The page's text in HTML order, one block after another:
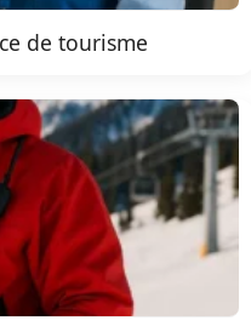
de tourisme